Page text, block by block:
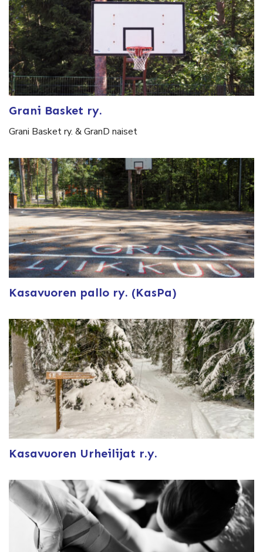
Grani Basket ry.
Grani Basket ry. & GranD naiset
Kasavuoren pallo ry. (KasPa)
Kasavuoren Urheilijat r.y.